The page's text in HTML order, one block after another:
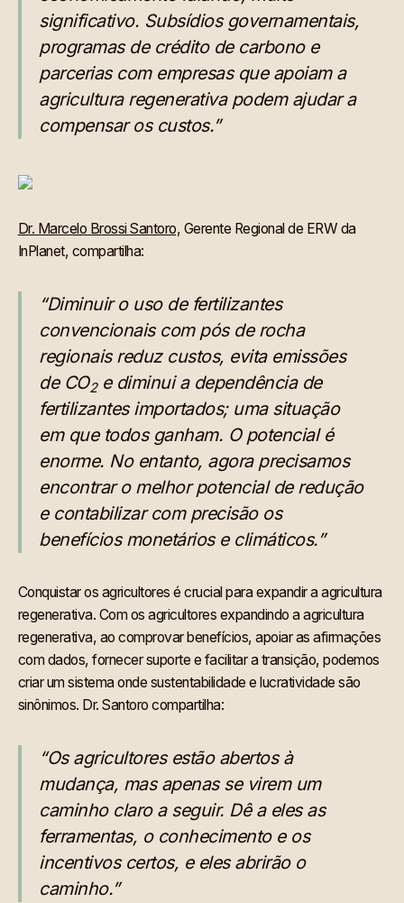
significativo. Subsídios governamentais,
programas de crédito de carbono e
parcerias com empresas que apoiam a
agricultura regenerativa podem ajudar a
compensar os custos.”
Dr. Marcelo Brossi Santoro, Gerente Regional de ERW da
InPlanet, compartilha:
“Diminuir o uso de fertilizantes
convencionais com pós de rocha
regionais reduz custos, evita emissões
de CO2e diminui a dependência de
fertilizantes importados; uma situação
em que todos ganham. O potencial é
enorme. No entanto, agora precisamos
encontrar o melhor potencial de redução
e contabilizar com precisão os
benefícios monetários e climáticos.”
Conquistar os agricultores é crucial para expandir a agricultura
regenerativa. Com os agricultores expandindo a agricultura
regenerativa, ao comprovar benefícios, apoiar as afirmações
com dados, fornecer suporte e facilitar a transição, podemos
criar um sistema onde sustentabilidade e lucratividade são
sinônimos. Dr. Santoro compartilha:
“Os agricultores estão abertos à
mudança, mas apenas se virem um
caminho claro a seguir. Dê a eles as
ferramentas, o conhecimento e os
incentivos certos, e eles abrirão o
caminho.”